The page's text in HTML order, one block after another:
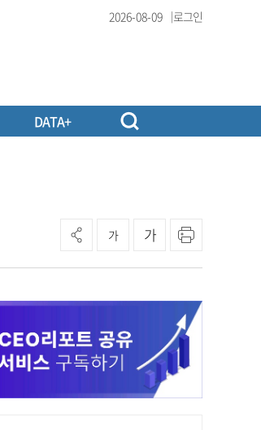
2026-08-09 로그인
DATA+
가 가